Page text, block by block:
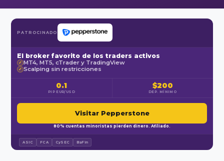
PATROCINADO
El broker favorito de los traders activos
✓ MT4, MT5, cTrader y TradingView
✓ Scalping sin restricciones
0.1
PIP EUR/USD
$200
DEP. MÍNIMO
Visitar Pepperstone
80% cuentas minoristas pierden dinero. Afiliado.
ASIC FCA CySEC BaFin